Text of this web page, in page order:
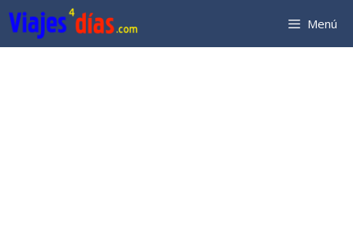
Saltar
al
contenido
Menú